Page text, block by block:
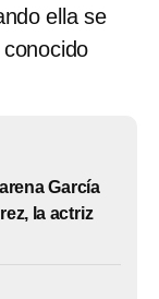
ella se
García
la actriz